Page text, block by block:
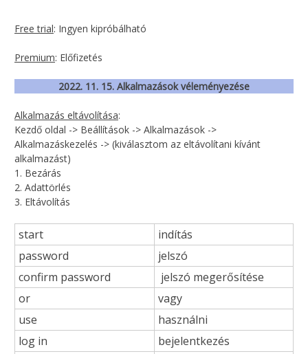
Free trial: Ingyen kipróbálható
Premium: Előfizetés
2022. 11. 15. Alkalmazások véleményezése
Alkalmazás eltávolítása:
Kezdő oldal -> Beállítások -> Alkalmazások ->
Alkalmazáskezelés -> (kiválasztom az eltávolítani kívánt
alkalmazást)
1. Bezárás
2. Adattörlés
3. Eltávolítás
start
indítás
password
jelszó
confirm password
jelszó megerősítése
or
vagy
use
használni
log in
bejelentkezés